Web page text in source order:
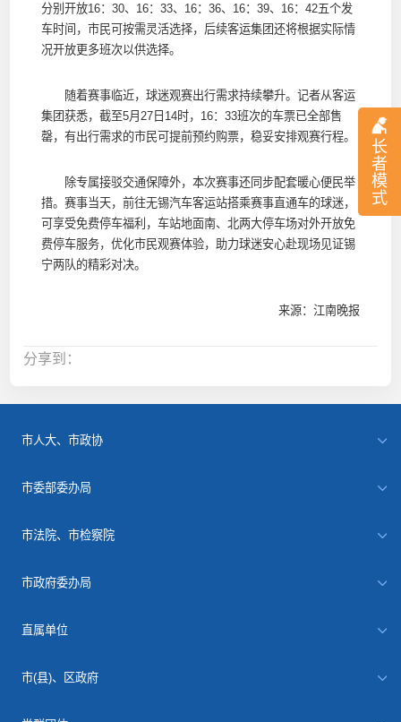
长
者
模
式
分别开放16：30、16：33、16：36、16：39、16：42五个发
车时间，市民可按需灵活选择，后续客运集团还将根据实际情
况开放更多班次以供选择。
随着赛事临近，球迷观赛出行需求持续攀升。记者从客运
集团获悉，截至5月27日14时，16：33班次的车票已全部售
罄，有出行需求的市民可提前预约购票，稳妥安排观赛行程。
除专属接驳交通保障外，本次赛事还同步配套暖心便民举
措。赛事当天，前往无锡汽车客运站搭乘赛事直通车的球迷，
可享受免费停车福利，车站地面南、北两大停车场对外开放免
费停车服务，优化市民观赛体验，助力球迷安心赴现场见证锡
宁两队的精彩对决。
来源：江南晚报
分享到：
市人大、市政协
市委部委办局
市法院、市检察院
市政府委办局
直属单位
市(县)、区政府